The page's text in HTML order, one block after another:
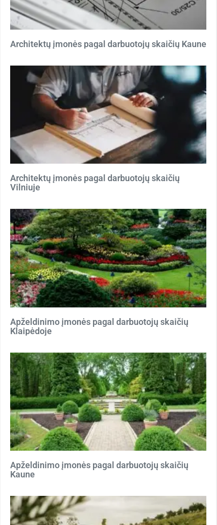
Architektų įmonės pagal darbuotojų skaičių Kaune
Architektų įmonės pagal darbuotojų skaičių
Vilniuje
Apželdinimo įmonės pagal darbuotojų skaičių
Klaipėdoje
Apželdinimo įmonės pagal darbuotojų skaičių
Kaune